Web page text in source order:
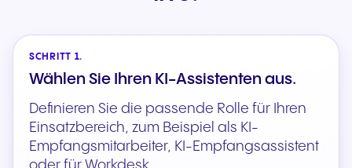
SCHRITT 1.
Wählen Sie Ihren KI-Assistenten aus.
Definieren Sie die passende Rolle für Ihren
Einsatzbereich, zum Beispiel als KI-
Empfangsmitarbeiter, KI-Empfangsassistent